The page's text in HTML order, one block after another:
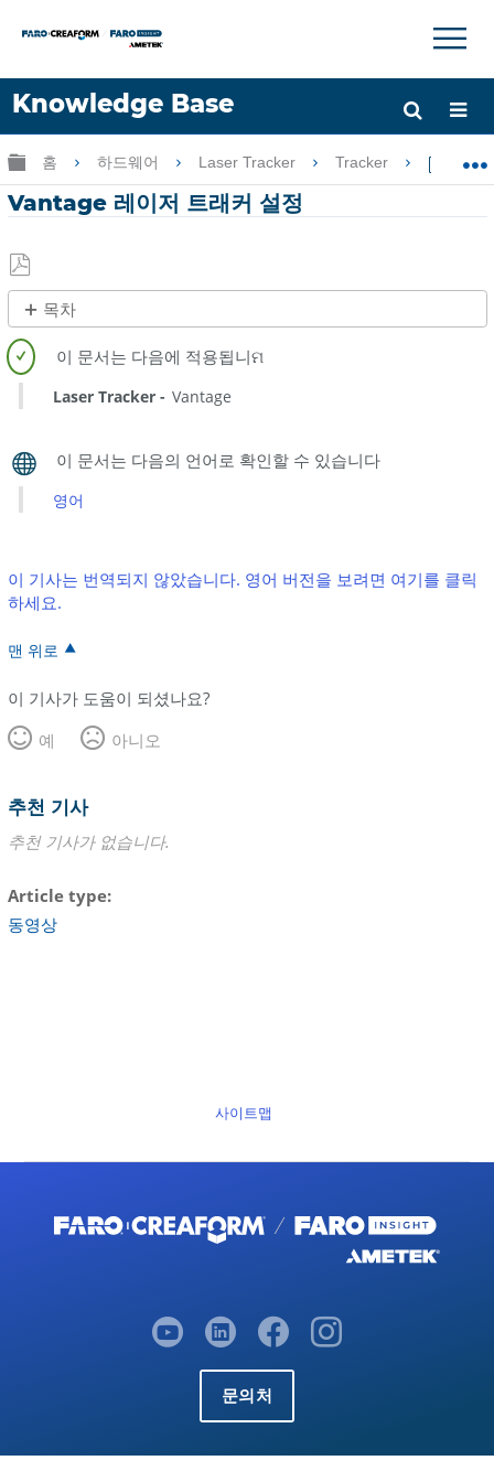
Knowledge Base
언어
도움 받기 로그인
×
글로벌 계층 확장/축소
홈 하드웨어 Laser Tracker Tracker
Vantage 레이저 트래커 설정
PDF
로
저
장
목차
제
목
없
음
Laser Tracker Vantage
영어
이 기사는 번역되지 않았습니다. 영어 버전을 보려면 여기를 클릭
하세요.
맨 위로
이 기사가 도움이 되셨나요?
예
아니오
추천 기사
추천 기사가 없습니다.
Article type
동영상
사이트맵
문의처